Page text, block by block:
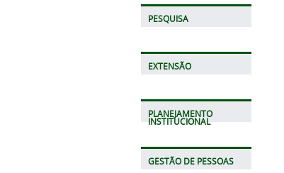
PESQUISA
EXTENSÃO
PLANEJAMENTO
INSTITUCIONAL
GESTÃO DE PESSOAS